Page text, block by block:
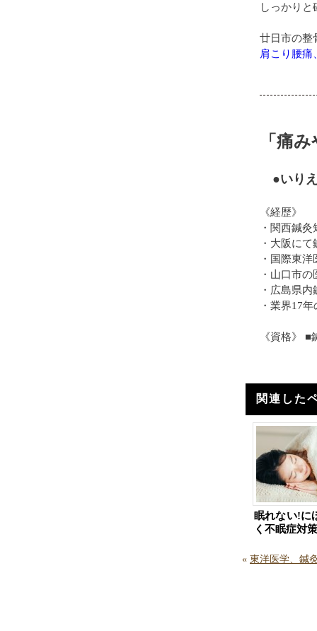
しっかりと
廿日市の整
肩こり腰痛
「痛
●いりえ
《経歴》
・関西鍼
・大阪に
・国際東
・山口市
・広島県
・業界17
《資格》
関連した
眠れない!に
く不眠症対策
« 東洋医学、鍼